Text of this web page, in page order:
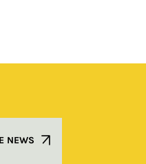
NEWS